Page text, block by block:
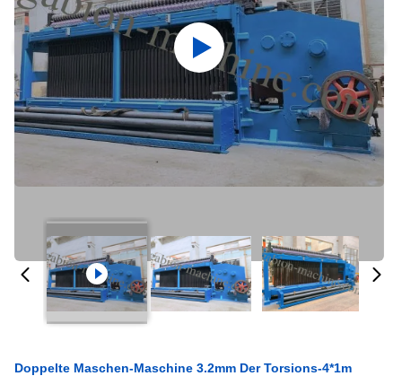
Doppelte Maschen-Maschine 3.2mm Der Torsions-4*1m